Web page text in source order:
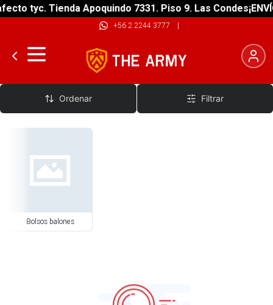
tyc. Tienda Apoquindo 7331. Piso 9. Las Condes
+56 2 2244 3777 |
Bolsos
Ordenar Filtrar
Bolsos balones